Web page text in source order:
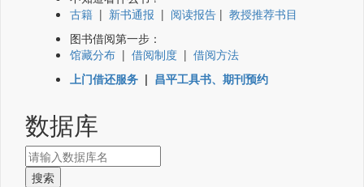
古籍 | 新书通报 | 阅读报告 | 教授推荐书目
图书借阅第一步：
馆藏分布 | 借阅制度 | 借阅方法
上门借还服务 | 昌平工具书、期刊预约
数据库